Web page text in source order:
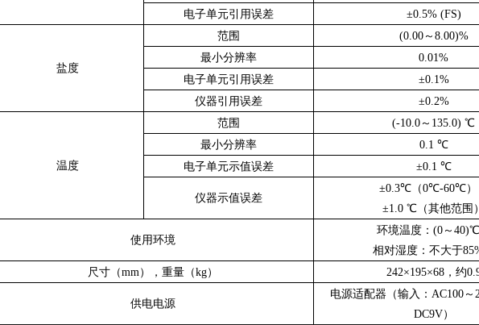
电子单元引用误差
±0.5% (FS)
盐度
范围
(0.00～8.00)%
最小分辨率
0.01%
电子单元引用误差
±0.1%
仪器引用误差
±0.2%
温度
范围
(-10.0～135.0) ℃
最小分辨率
0.1 ℃
电子单元示值误差
±0.1 ℃
仪器示值误差
±0.3℃（0℃-60℃）
±1.0 ℃（其他范围）
使用环境
环境温度：(0～40)℃
相对湿度：不大于
尺寸（mm），重量（kg）
242×195×68，约
供电电源
电源适配器（输入：AC100～
DC9V）